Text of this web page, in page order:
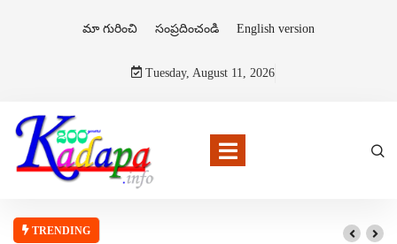
మా గురించి సంప్రదించండి English version
Tuesday, August 11, 2026
TRENDING